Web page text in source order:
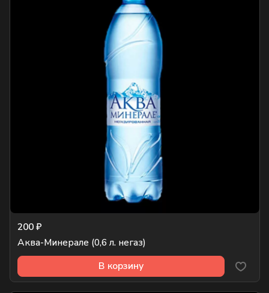
200 ₽
Аква-Минерале (0,6 л. негаз)
В корзину